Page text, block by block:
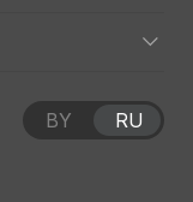
BY RU